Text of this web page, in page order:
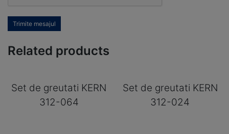
Trimite mesajul
Related products
Set de greutati KERN
312-064
Set de greutati KERN
312-024